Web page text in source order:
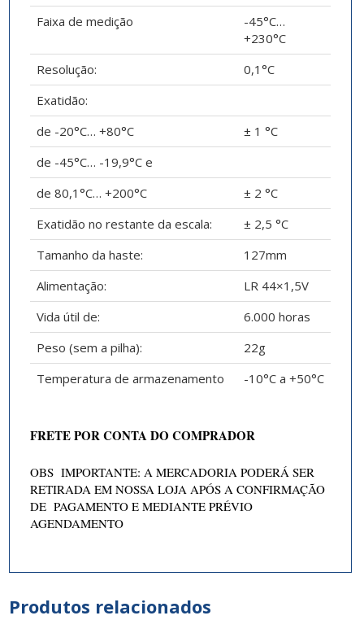
Faixa de medição
-45°C…
+230°C
Resolução:
0,1°C
Exatidão:
de -20°C… +80°C
± 1 °C
de -45°C… -19,9°C e
de 80,1°C… +200°C
± 2 °C
Exatidão no restante da escala:
± 2,5 °C
Tamanho da haste:
127mm
Alimentação:
LR 44×1,5V
Vida útil de:
6.000 horas
Peso (sem a pilha):
22g
Temperatura de armazenamento
-10°C a +50°C
FRETE POR CONTA DO COMPRADOR
OBS IMPORTANTE: A MERCADORIA PODERÁ SER
RETIRADA EM NOSSA LOJA APÓS A CONFIRMAÇÃO
DE PAGAMENTO E MEDIANTE PRÉVIO
AGENDAMENTO
Produtos relacionados